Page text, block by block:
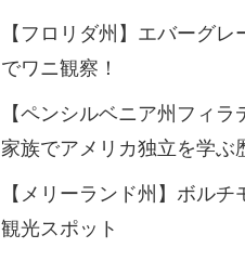
【フロリダ州】エバーグレ
でワニ観察！
【ペンシルベニア州フィラ
家族でアメリカ独立を学ぶ
【メリーランド州】ボルチ
観光スポット